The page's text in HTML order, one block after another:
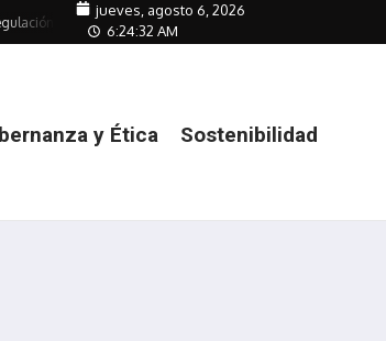
de transmisión Empresas mitigan su huella ante
jueves, agosto 6, 2026
6:24:32 AM
y Ética Sostenibilidad